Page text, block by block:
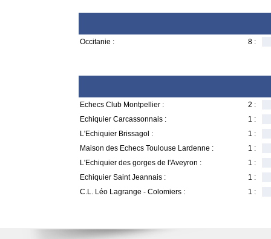
Occitanie : 8 :
Echecs Club Montpellier :
2 :
Echiquier Carcassonnais :
1 :
L'Echiquier Brissagol :
1 :
Maison des Echecs Toulouse Lardenne :
1 :
L'Echiquier des gorges de l'Aveyron :
1 :
Echiquier Saint Jeannais :
1 :
C.L. Léo Lagrange - Colomiers :
1 :